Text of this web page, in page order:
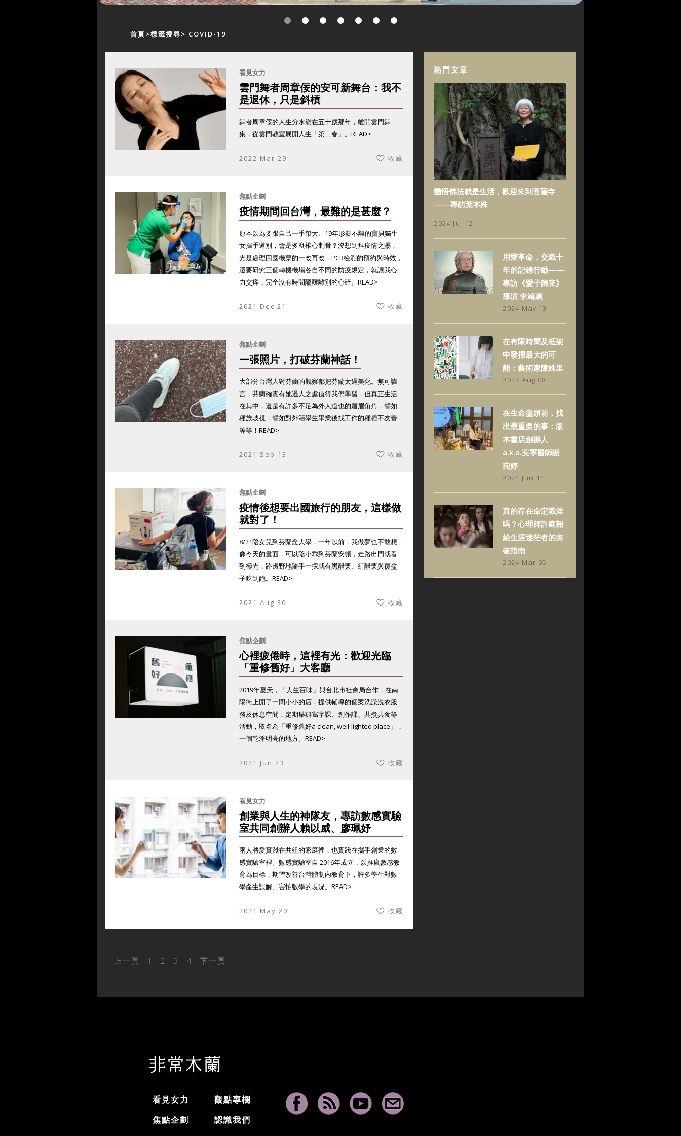
首頁 標籤搜尋 COVID-19
看見女力
雲門舞者周章佞的安可新舞台：我不
是退休，只是斜槓
舞者周章佞的人生分水嶺在五十歲那年，離開雲門舞
集，從雲門教室展開人生「第二春」。 READ>
2022 Mar 29 收藏
焦點企劃
疫情期間回台灣，最難的是甚麼？
原本以為要跟自己一手帶大、19年形影不離的寶貝獨生
女揮手道別，會是多麼椎心刺骨？沒想到拜疫情之賜，
光是處理回國機票的一改再改，PCR檢測的預約與時效，
還要研究三個轉機機場各自不同的防疫規定，就讓我心
力交瘁，完全沒有時間醞釀離別的心碎。 READ>
2021 Dec 21 收藏
焦點企劃
一張照片，打破芬蘭神話！
大部分台灣人對芬蘭的觀察都把芬蘭太過美化。無可諱
言，芬蘭確實有她過人之處值得我們學習，但真正生活
在其中，還是有許多不足為外人道也的眉眉角角，譬如
種族歧視，譬如對外籍學生畢業後找工作的種種不友善
等等！ READ>
2021 Sep 13 收藏
焦點企劃
疫情後想要出國旅行的朋友，這樣做
就對了！
8/21陪女兒到芬蘭念大學，一年以前，我做夢也不敢想
像今天的畫面，可以陪小乖到芬蘭安頓，走路出門就看
到極光，路邊野地隨手一採就有黑醋栗、紅醋栗與覆盆
子吃到飽。 READ>
2021 Aug 30 收藏
焦點企劃
心裡疲倦時，這裡有光：歡迎光臨
「重修舊好」大客廳
2019年夏天，「人生百味」與台北市社會局合作，在南
陽街上開了一間小小的店，提供輔導的個案洗澡洗衣服
務及休息空間，定期舉辦寫字課、創作課、共煮共食等
活動，取名為「重修舊好a clean, well-lighted place」，
一個乾淨明亮的地方。 READ>
2021 Jun 23 收藏
看見女力
創業與人生的神隊友，專訪數感實驗
室共同創辦人賴以威、廖珮妤
兩人將愛實踐在共組的家庭裡，也實踐在攜手創業的數
感實驗室裡。數感實驗室自 2016年成立，以推廣數感教
育為目標，期望改善台灣體制內教育下，許多學生對數
學產生誤解、害怕數學的現況。 READ>
2021 May 20 收藏
上一頁 1 2 3 4 下一頁
熱門文章
體悟佛法就是生活，歡迎來到菩薩寺
——專訪葉本殊
2024 Jul 12
用愛革命，交織十
年的記錄行動——
專訪《愛子歸來》
導演 李靖惠
2024 May 13
在有限時間及框架
中發揮最大的可
能：藝術家陳姝里
2023 Aug 08
在生命盡頭前，找
出最重要的事：版
本書店創辦人
a.k.a.安寧醫師謝
宛婷
2024 Jun 14
真的存在命定職涯
嗎？心理師許庭韶
給生涯迷茫者的突
破指南
2024 Mar 05
看見女力
觀點專欄
焦點企劃
認識我們